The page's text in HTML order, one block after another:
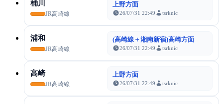
桶川
JR高崎線
上野方面
26/07/31 22:49 tsrknic
浦和
JR高崎線
(高崎線＋湘南新宿)高崎方面
26/07/31 22:49 tsrknic
高崎
JR高崎線
上野方面
26/07/31 22:49 tsrknic